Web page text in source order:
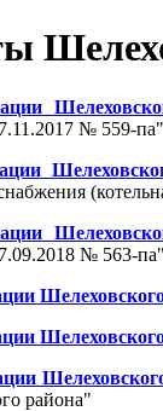
№ 559-па"
№ 563-па"
района"